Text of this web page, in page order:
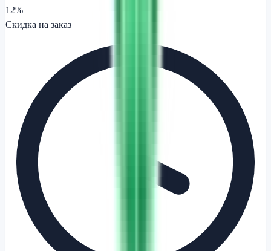
12%
Скидка на заказ